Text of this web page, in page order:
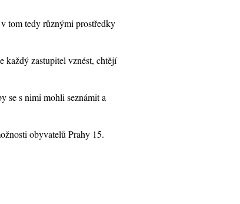
tom tedy různými prostředky
každý zastupitel vznést, chtějí
se s nimi mohli seznámit a
obyvatelů Prahy 15.